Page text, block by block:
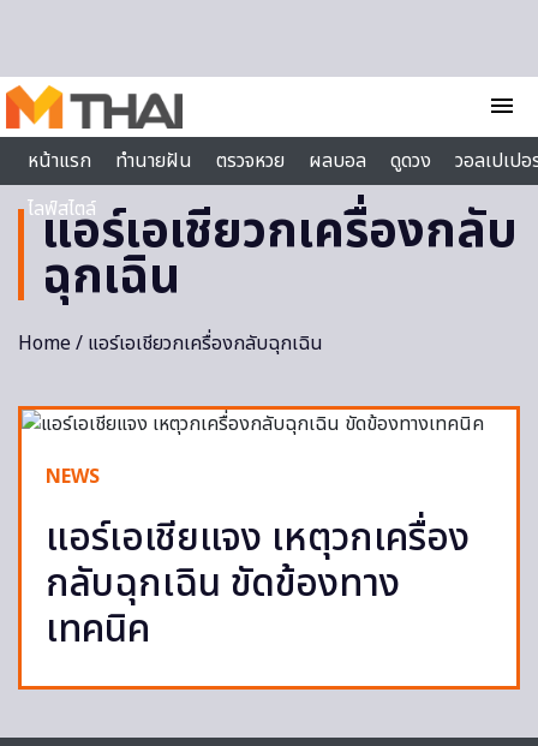
menu
หน้าแรก
ทำนายฝัน ตรวจหวย ผลบอล ดูดวง
วอลเปเป
ไลฟ์สไตล์
แอร์เอเชียวกเครื่องกลับ
ฉุกเฉิน
Home/ แอร์เอเชียวกเครื่องกลับฉุกเฉิน
NEWS
แอร์เอเชียแจง เหตุวกเครื่อง
กลับฉุกเฉิน ขัดข้องทาง
เทคนิค